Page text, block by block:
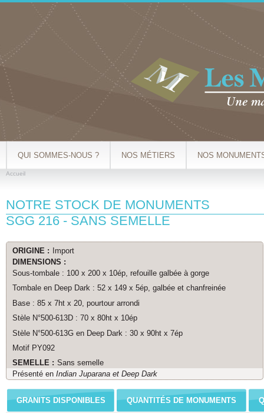
QUI SOMMES-NOUS ? NOS MÉTIERS NOS
Accueil
NOTRE STOCK DE MONUMENTS
SGG 216 - SANS SEMELLE
ORIGINE :
Import
DIMENSIONS :
Sous-tombale : 100 x 200 x 10ép, refouille galbée à gorge
Tombale en Deep Dark : 52 x 149 x 5ép, galbée et chanfreinée
Base : 85 x 7ht x 20, pourtour arrondi
Stèle N°500-613D : 70 x 80ht x 10ép
Stèle N°500-613G en Deep Dark : 30 x 90ht x 7ép
Motif PY092
SEMELLE : Sans semelle
Présenté en Indian Juparana et Deep Dark
GRANITS DISPONIBLES QUANTITÉS DE MONUMENTS